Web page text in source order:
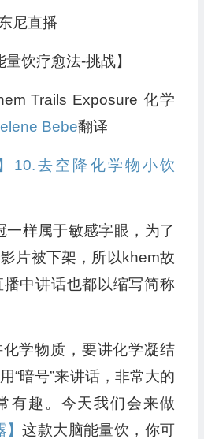
尼直播
量饮疗愈法-挑战】
Trails Exposure 化学
Bebe翻译
10.去空降化学物小饮
一样属于敏感字眼，为了
片被下架，所以khem故
中讲话也都以缩写简称
学物质，要讲化学凝结
“暗号”来讲话，非常大的
有趣。今天我们会来做
】这款大脑能量饮，你可